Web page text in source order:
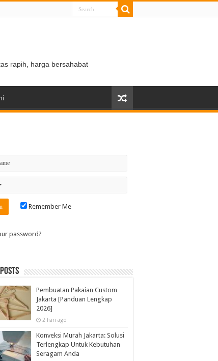
rapih, harga bersahabat
Remember Me
password?
Pembuatan Pakaian Custom
Jakarta [Panduan Lengkap
2026]
2 hari ago
Konveksi Murah Jakarta: Solusi
Terlengkap Untuk Kebutuhan
Seragam Anda